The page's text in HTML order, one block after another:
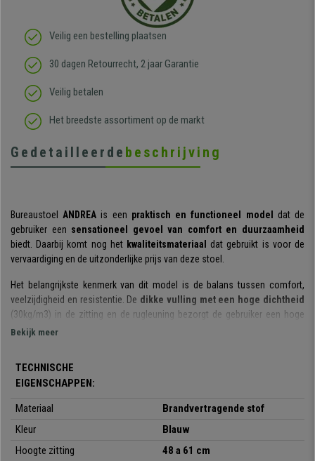
Veilig een bestelling plaatsen
30 dagen Retourrecht, 2 jaar Garantie
Veilig betalen
Het breedste assortiment op de markt
Gedetailleerde beschrijving
BureaustoelANDREA is een praktisch en functioneel model
dat de
gebruiker een sensationeel gevoel van comfort en duurzaamheid
biedt. Daarbij komt nog het kwaliteitsmateriaal
dat gebruikt is voor de
vervaardiging en de uitzonderlijke prijs van deze stoel.
Het belangrijkste kenmerk van dit model is de balans tussen comfort,
veelzijdigheid en resistentie. De dikke vulling met een hoge dichtheid
(30kg/m3) in de zitting en de rugleuning bezorgt de gebruiker een hoge
mate van comfort. Bovendien zorgen de afgeronde vormen voor
Een ander pluspunt op het gebied van comfort is de
permanent-contact kantelmechanisme
te zetten. Bovendien kunt u eenvoudigde rugleuning in hoogte en
diepte verstellen
door middel van enkele schroeven.
Uitgelicht dient te worden dat deze stoel gemaakt is van
Bekijk meer
TECHNISCHE
EIGENSCHAPPEN:
Materiaal
Brandvertragende stof
Kleur
Blauw
Hoogte zitting
48 a 61 cm